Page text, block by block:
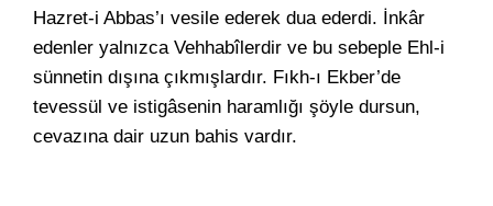
Hazret-i Abbas’ı vesile ederek dua ederdi. İnkâr
edenler yalnızca Vehhabîlerdir ve bu sebeple Ehl-i
sünnetin dışına çıkmışlardır. Fıkh-ı Ekber’de
tevessül ve istigâsenin haramlığı şöyle dursun,
cevazına dair uzun bahis vardır.